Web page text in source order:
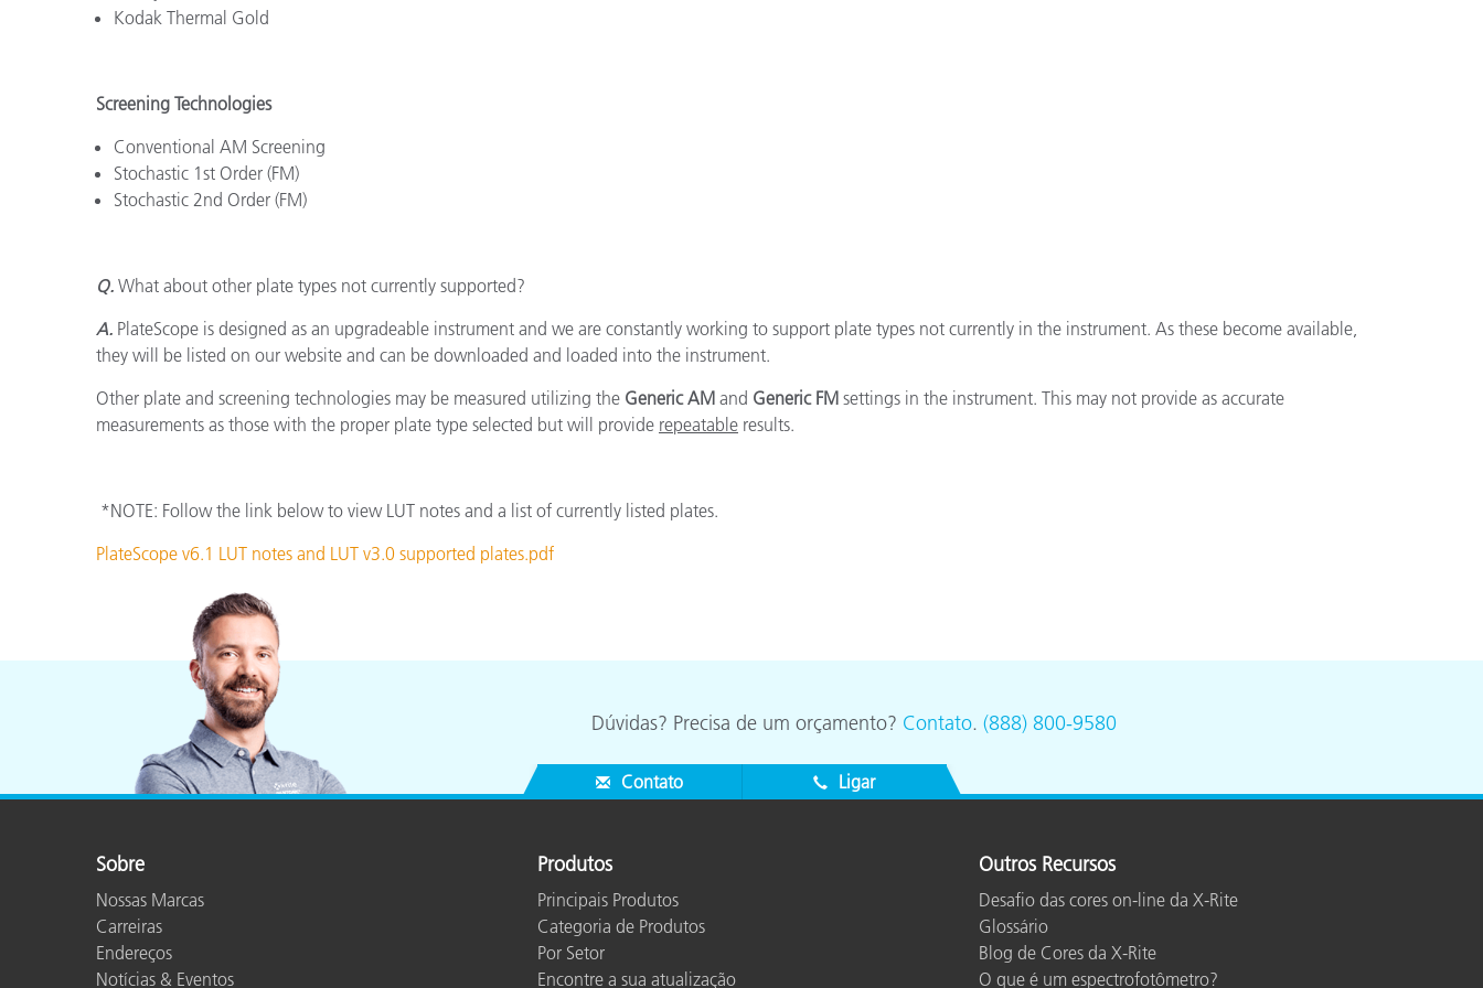
Kodak Thermal Gold
Screening Technologies
Conventional AM Screening
Stochastic 1st Order (FM)
Stochastic 2nd Order (FM)
Q. What about other plate types not currently supported?
A. PlateScope is designed as an upgradeable instrument and we are constantly working to support plate types not currently in the instrument. As these become available,
they will be listed on our website and can be downloaded and loaded into the instrument.
Other plate and screening technologies may be measured utilizing the Generic AM and Generic FM settings in the instrument. This may not provide as accurate
measurements as those with the proper plate type selected but will provide repeatable results.
*NOTE: Follow the link below to view LUT notes and a list of currently listed plates.
PlateScope v6.1 LUT notes and LUT v3.0 supported plates.pdf
Dúvidas? Precisa de um orçamento? Contato. (888) 800-9580
Contato Ligar
Sobre
Nossas Marcas
Carreiras
Endereços
Notícias & Eventos
Produtos
Principais Produtos
Categoria de Produtos
Por Setor
Encontre a sua atualização
Outros Recursos
Desafio das cores on-line da X-Rite
Glossário
Blog de Cores da X-Rite
O que é um espectrofotômetro?